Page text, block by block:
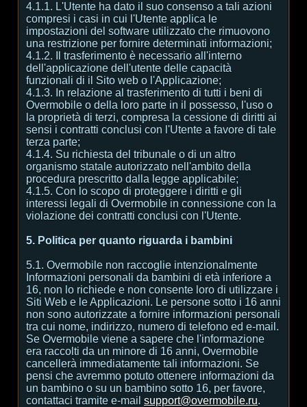
4.1.1. L'Utente ha dato il suo consenso a tali azioni
compresi i casi in cui l'Utente applica le
impostazioni del software utilizzato che rimuovono
una restrizione per fornire determinati informazioni;
4.1.2. Il trasferimento è necessario all'interno
dell'applicazione dell'utente delle capacità
funzionali di il Sito web o l'Applicazione;
4.1.3. In relazione al trasferimento di tutti i beni di
Overmobile o della loro parte in il possesso, l'uso o
la proprietà di terzi, compresa la cessione di diritti ai
sensi i contratti conclusi con l'Utente a favore di tale
terza parte;
4.1.4. Su richiesta del tribunale o di un altro
organismo statale autorizzato nell'ambito della
procedura prescritto dalla legge applicabile;
4.1.5. Con lo scopo di proteggere i diritti e gli
interessi legali di Overmobile in connessione con la
violazione dei contratti conclusi con l'Utente.
5. Politica per quanto riguarda i bambini
5.1. Overmobile non raccoglie intenzionalmente
Informazioni personali da bambini di età inferiore a
16, non lo richiede e non consente loro di utilizzare i
Siti Web e le Applicazioni. Le persone sotto i 16 anni
non sono autorizzate a fornire informazioni personali
tra cui nome, indirizzo, numero di telefono ed e-mail.
Se Overmobile viene a sapere che l'informazione
era raccolti da un minore di 16 anni, Overmobile
cancellerà immediatamente tali informazioni. Se
pensi che avremmo potuto ottenere informazioni da
un bambino o su un bambino sotto 16, per favore,
contattaci tramite e-mail support@overmobile.ru.